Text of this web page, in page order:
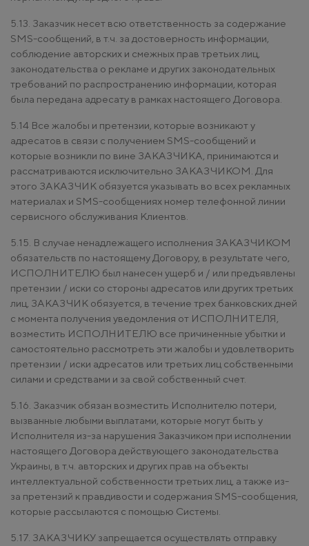
5.13. Заказчик несет всю ответственность за содержание
SMS-сообщений, в т.ч. за достоверность информации,
соблюдение авторских и смежных прав третьих лиц,
законодательства о рекламе и других законодательных
требований по распространению информации, которая
была передана адресату в рамках настоящего Договора.
5.14 Все жалобы и претензии, которые возникают у
адресатов в связи с получением SMS-сообщений и
которые возникли по вине ЗАКАЗЧИКА, принимаются и
рассматриваются исключительно ЗАКАЗЧИКОМ. Для
этого ЗАКАЗЧИК обязуется указывать во всех рекламных
материалах и SMS-сообщениях номер телефонной линии
сервисного обслуживания Клиентов.
5.15. В случае ненадлежащего исполнения ЗАКАЗЧИКОМ
обязательств по настоящему Договору, в результате чего,
ИСПОЛНИТЕЛЮ был нанесен ущерб и / или предъявлены
претензии / иски со стороны адресатов или других третьих
лиц, ЗАКАЗЧИК обязуется, в течение трех банковских дней
с момента получения уведомления от ИСПОЛНИТЕЛЯ,
возместить ИСПОЛНИТЕЛЮ все причиненные убытки и
самостоятельно рассмотреть эти жалобы и удовлетворить
претензии / иски адресатов или третьих лиц собственными
силами и средствами и за свой собственный счет.
5.16. Заказчик обязан возместить Исполнителю потери,
вызванные любыми выплатами, которые могут быть у
Исполнителя из-за нарушения Заказчиком при исполнении
настоящего Договора действующего законодательства
Украины, в т.ч. авторских и других прав на объекты
интеллектуальной собственности третьих лиц, а также из-
за претензий к правдивости и содержания SMS-сообщения,
которые рассылаются с помощью Системы.
5.17. ЗАКАЗЧИКУ запрещается осуществлять отправку